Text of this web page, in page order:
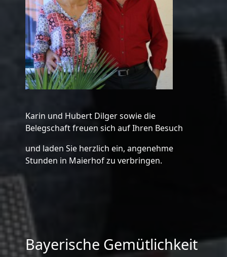
Karin und Hubert Dilger sowie die
Belegschaft freuen sich auf Ihren Besuch
und laden Sie herzlich ein, angenehme
Stunden in Maierhof zu verbringen.
Bayerische Gemütlichkeit